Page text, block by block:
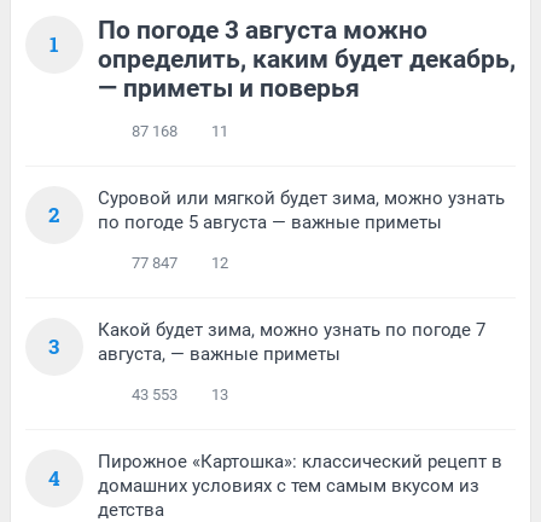
1
По погоде 3 августа можно
определить, каким будет декабрь,
— приметы и поверья
87 168 11
2
Суровой или мягкой будет зима, можно узнать
по погоде 5 августа — важные приметы
77 847 12
3
Какой будет зима, можно узнать по погоде 7
августа, — важные приметы
43 553 13
4
Пирожное «Картошка»: классический рецепт в
домашних условиях с тем самым вкусом из
детства